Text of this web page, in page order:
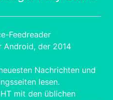
Feedreader
Android, der 2014
Nachrichten und
lesen.
mit den üblichen